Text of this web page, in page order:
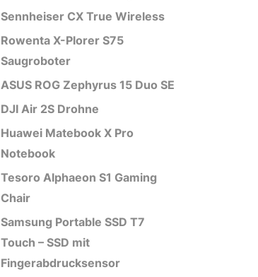
Sennheiser CX True Wireless
Rowenta X-Plorer S75
Saugroboter
ASUS ROG Zephyrus 15 Duo SE
DJI Air 2S Drohne
Huawei Matebook X Pro
Notebook
Tesoro Alphaeon S1 Gaming
Chair
Samsung Portable SSD T7
Touch – SSD mit
Fingerabdrucksensor